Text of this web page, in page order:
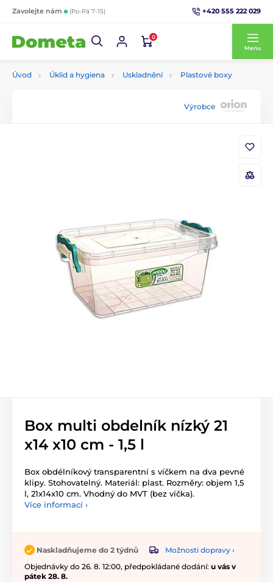
Zavolejte nám (Po-Pá 7-15) +420 555 222 029
0
Menu
Úvod Úklid a hygiena Uskladnění Plastové boxy
Výrobce
Box multi obdelník nízký 21
x14 x10 cm - 1,5 l
Box obdélníkový transparentní s víčkem na dva pevné
klipy. Stohovatelný. Materiál: plast. Rozměry: objem 1,5
l, 21x14x10 cm. Vhodný do MVT (bez víčka).
Více informací ›
Naskladňujeme do 2 týdnů
Možnosti dopravy ›
Objednávky do 26. 8. 12:00, předpokládané dodání: u vás v
pátek 28. 8.